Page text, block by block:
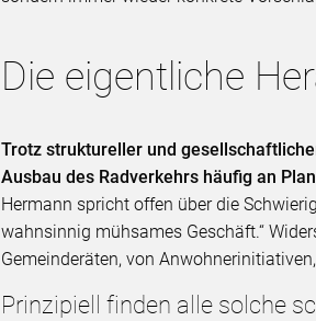
Die eigentliche
Trotz struktureller und
Ausbau des Radverkehrs häufig an
Hermann spricht offen über die
wahnsinnig mühsames Geschäft.“
Gemeinderäten, von
Prinzipiell finden alle solche